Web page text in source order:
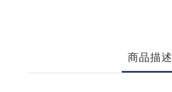
商品描述